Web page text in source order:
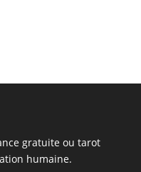
gratuite ou tarot
humaine.